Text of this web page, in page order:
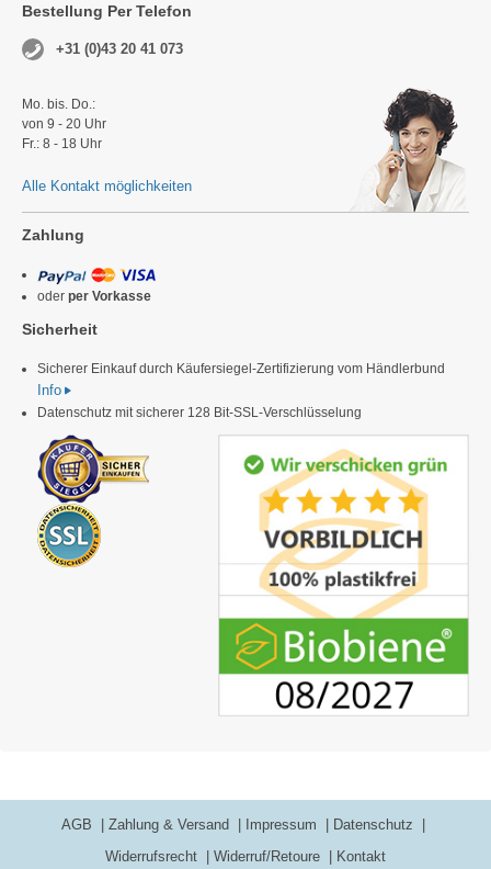
Bestellung Per Telefon
+31 (0)43 20 41 073
Mo. bis. Do.:
von 9 - 20 Uhr
Fr.: 8 - 18 Uhr
Alle Kontakt möglichkeiten
Zahlung
oder per Vorkasse
Sicherheit
Sicherer Einkauf durch Käufersiegel-Zertifizierung vom Händlerbund
Info
Datenschutz mit sicherer 128 Bit-SSL-Verschlüsselung
AGB Zahlung & Versand Impressum
Datenschutz
Widerrufsrecht
Widerruf/Retoure Kontakt